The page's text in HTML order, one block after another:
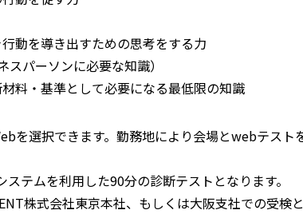
動を導き出すための思考をする力
パーソンに必要な知識）
料・基準として必要になる最低限の知識
を選択できます。勤務地により会場とwebテス
テムを利用した90分の診断テストとなります。
株式会社東京本社、もしくは大阪支社での受検と